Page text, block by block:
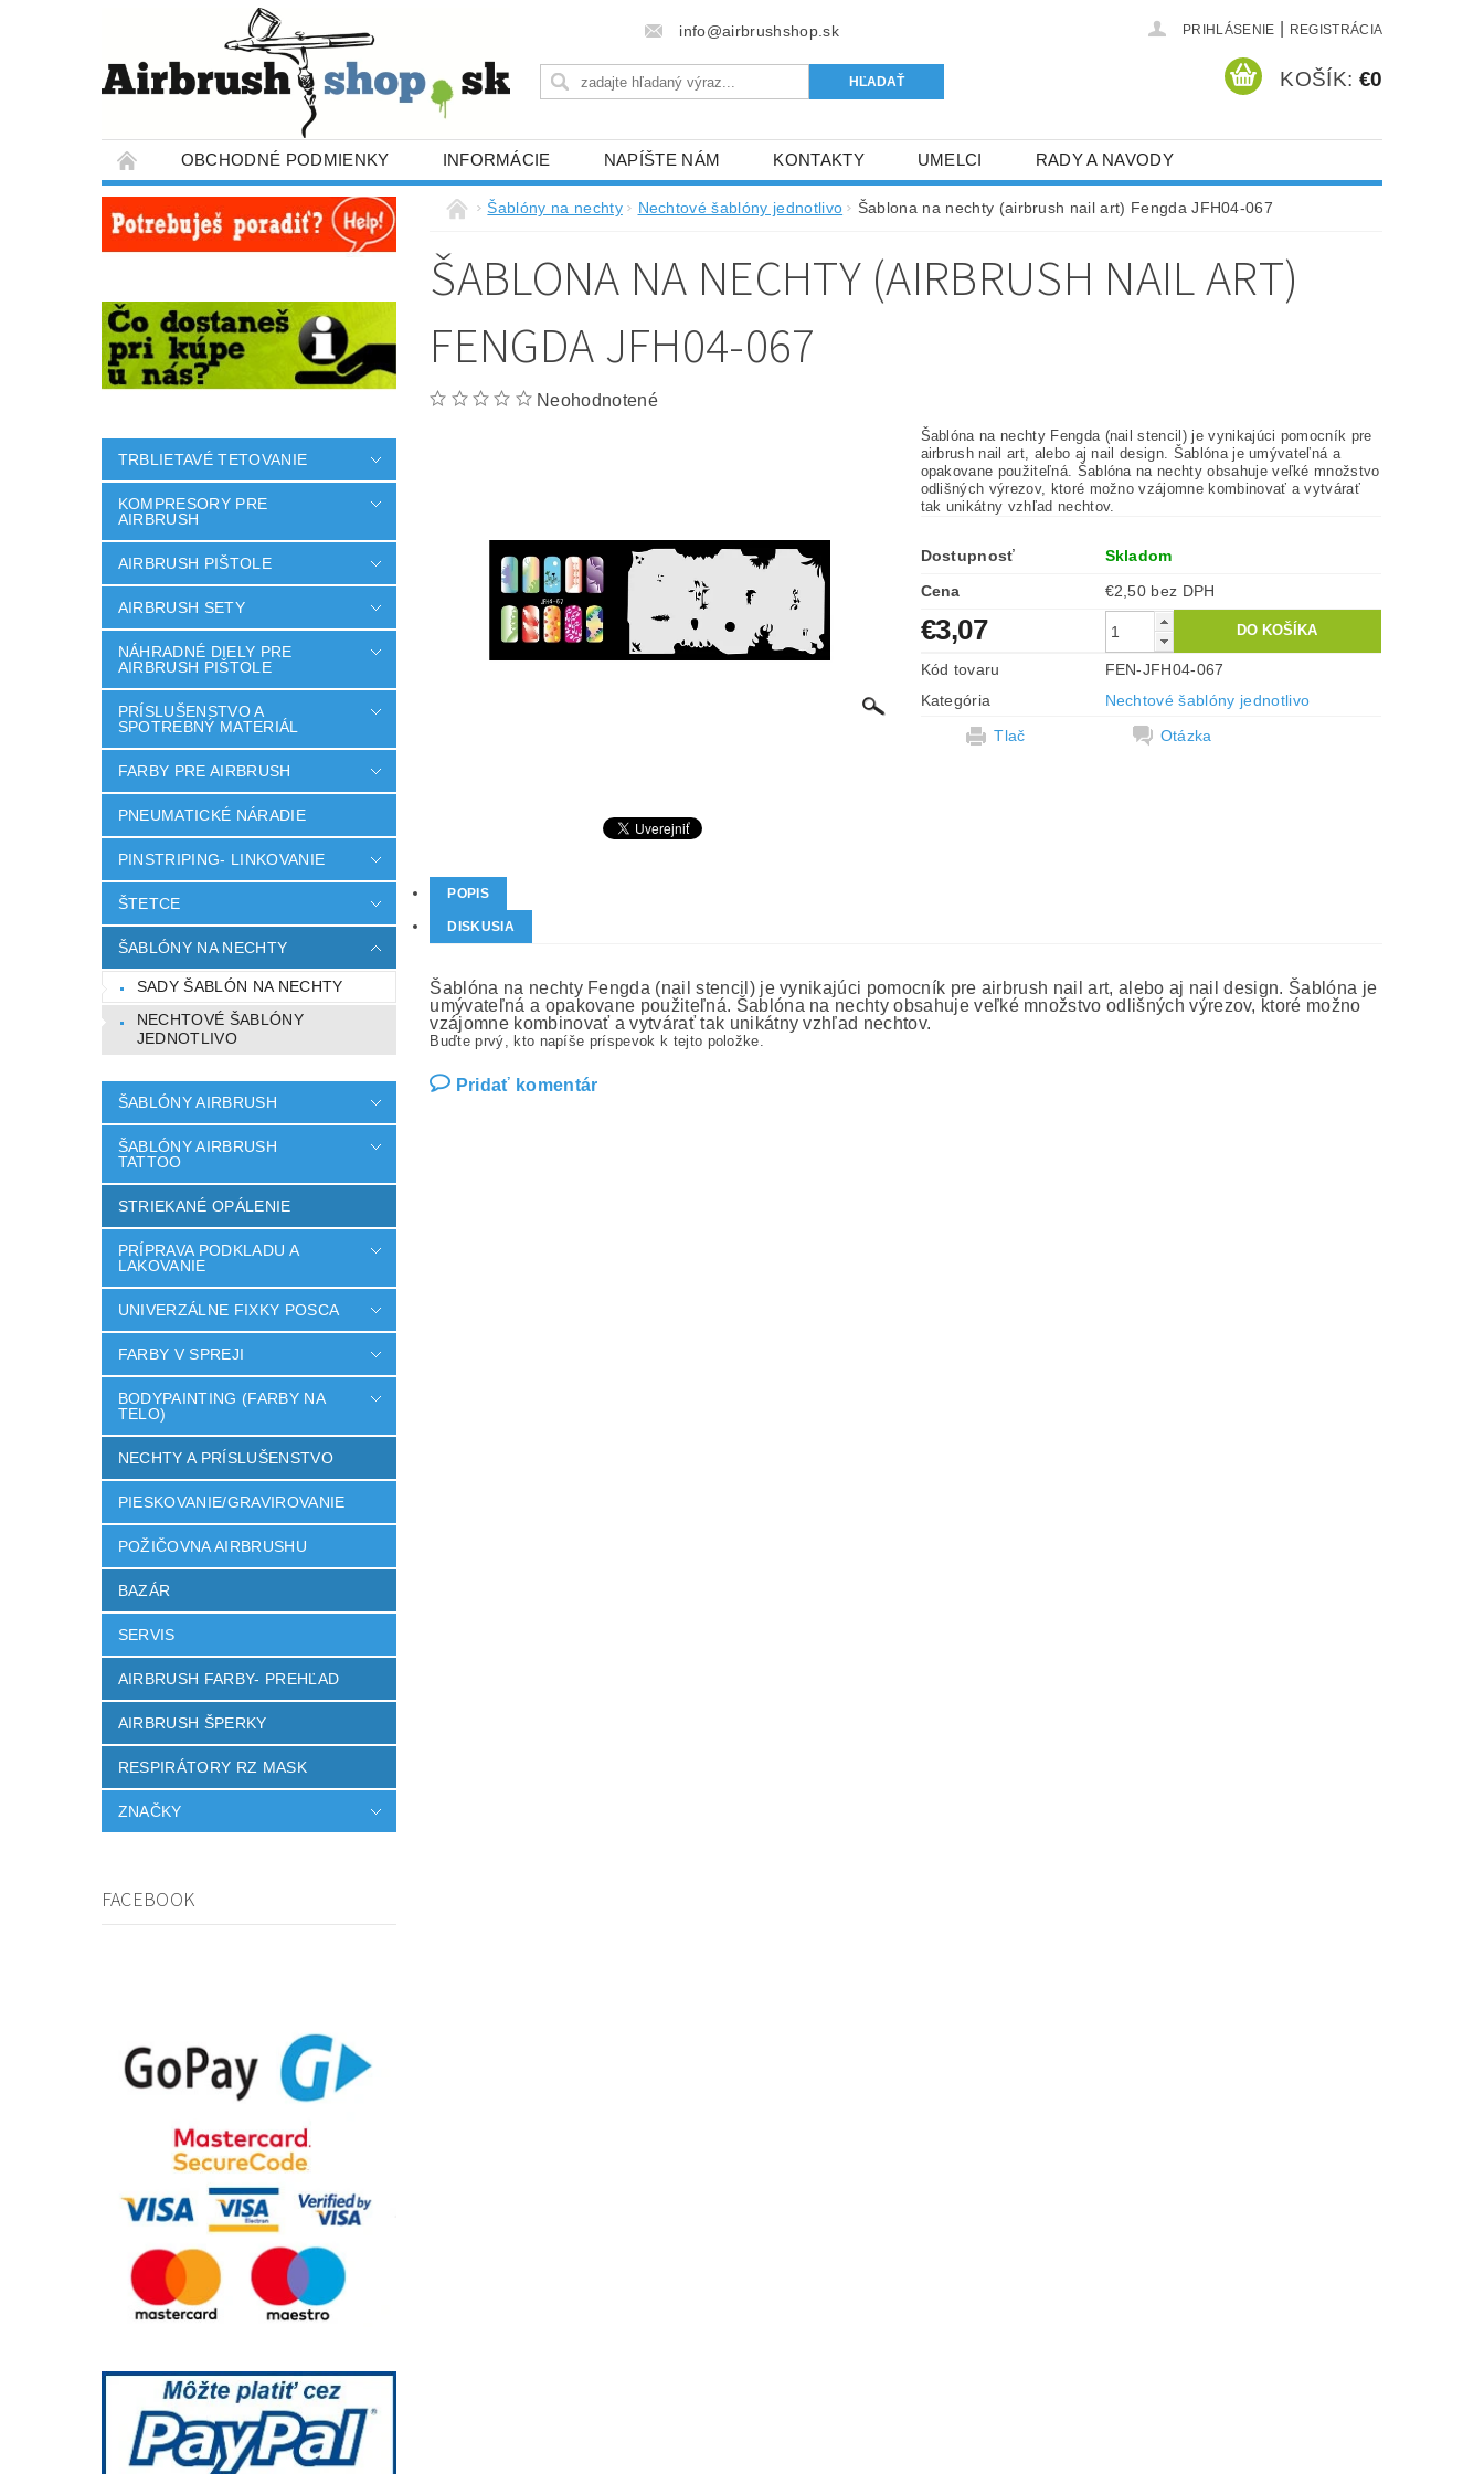
info@airbrushshop.sk PRIHLÁSENIE REGISTRÁCIA
KOŠÍK: €0
OBCHODNÉ PODMIENKY INFORMÁCIE NAPÍŠTE NÁM KONTAKTY UMELCI RADY A NAVODY
TRBLIETAVÉ TETOVANIE
KOMPRESORY PRE
AIRBRUSH
AIRBRUSH PIŠTOLE
AIRBRUSH SETY
NÁHRADNÉ DIELY PRE
AIRBRUSH PIŠTOLE
PRÍSLUŠENSTVO A
SPOTREBNÝ MATERIÁL
FARBY PRE AIRBRUSH
PNEUMATICKÉ NÁRADIE
PINSTRIPING- LINKOVANIE
ŠTETCE
ŠABLÓNY NA NECHTY
SADY ŠABLÓN NA NECHTY
NECHTOVÉ ŠABLÓNY
JEDNOTLIVO
ŠABLÓNY AIRBRUSH
ŠABLÓNY AIRBRUSH
TATTOO
STRIEKANÉ OPÁLENIE
PRÍPRAVA PODKLADU A
LAKOVANIE
UNIVERZÁLNE FIXKY POSCA
FARBY V SPREJI
BODYPAINTING (FARBY NA
TELO)
NECHTY A PRÍSLUŠENSTVO
PIESKOVANIE/GRAVIROVANIE
POŽIČOVNA AIRBRUSHU
BAZÁR
SERVIS
AIRBRUSH FARBY- PREHĽAD
AIRBRUSH ŠPERKY
RESPIRÁTORY RZ MASK
ZNAČKY
FACEBOOK
Šablóny na nechty Nechtové šablóny jednotlivo Šablona na nechty (airbrush nail art) Fengda JFH04-067
ŠABLONA NA NECHTY (AIRBRUSH NAIL ART)
FENGDA JFH04-067
Neohodnotené
Šablóna na nechty Fengda (nail stencil) je vynikajúci pomocník pre
airbrush nail art, alebo aj nail design. Šablóna je umývateľná a
opakovane použiteľná. Šablóna na nechty obsahuje veľké množstvo
odlišných výrezov, ktoré možno vzájomne kombinovať a vytvárať
tak unikátny vzhľad nechtov.
Dostupnosť
Skladom
Cena
€2,50 bez DPH
€3,07
Kód tovaru
FEN-JFH04-067
Kategória
Nechtové šablóny jednotlivo
Tlač
Otázka
POPIS
DISKUSIA
Šablóna na nechty Fengda (nail stencil) je vynikajúci pomocník pre airbrush nail art, alebo aj nail design. Šablóna je
umývateľná a opakovane použiteľná. Šablóna na nechty obsahuje veľké množstvo odlišných výrezov, ktoré možno
vzájomne kombinovať a vytvárať tak unikátny vzhľad nechtov.
Buďte prvý, kto napíše príspevok k tejto položke.
Pridať komentár